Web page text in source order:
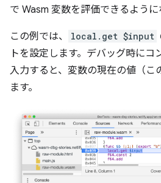
で Wasm 変数を評価できるように
この例では、 local.get $input
トを設定します。デバッグ時にコ
入力すると、変数の現在の値（こ
ます。